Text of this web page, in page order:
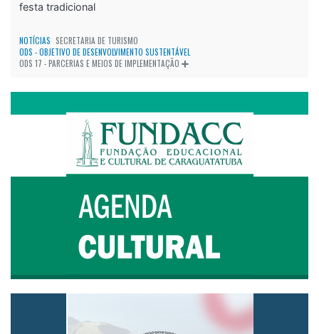
festa tradicional
NOTÍCIAS SECRETARIA DE TURISMO
ODS - OBJETIVO DE DESENVOLVIMENTO SUSTENTÁVEL
ODS 17 - PARCERIAS E MEIOS DE IMPLEMENTAÇÃO